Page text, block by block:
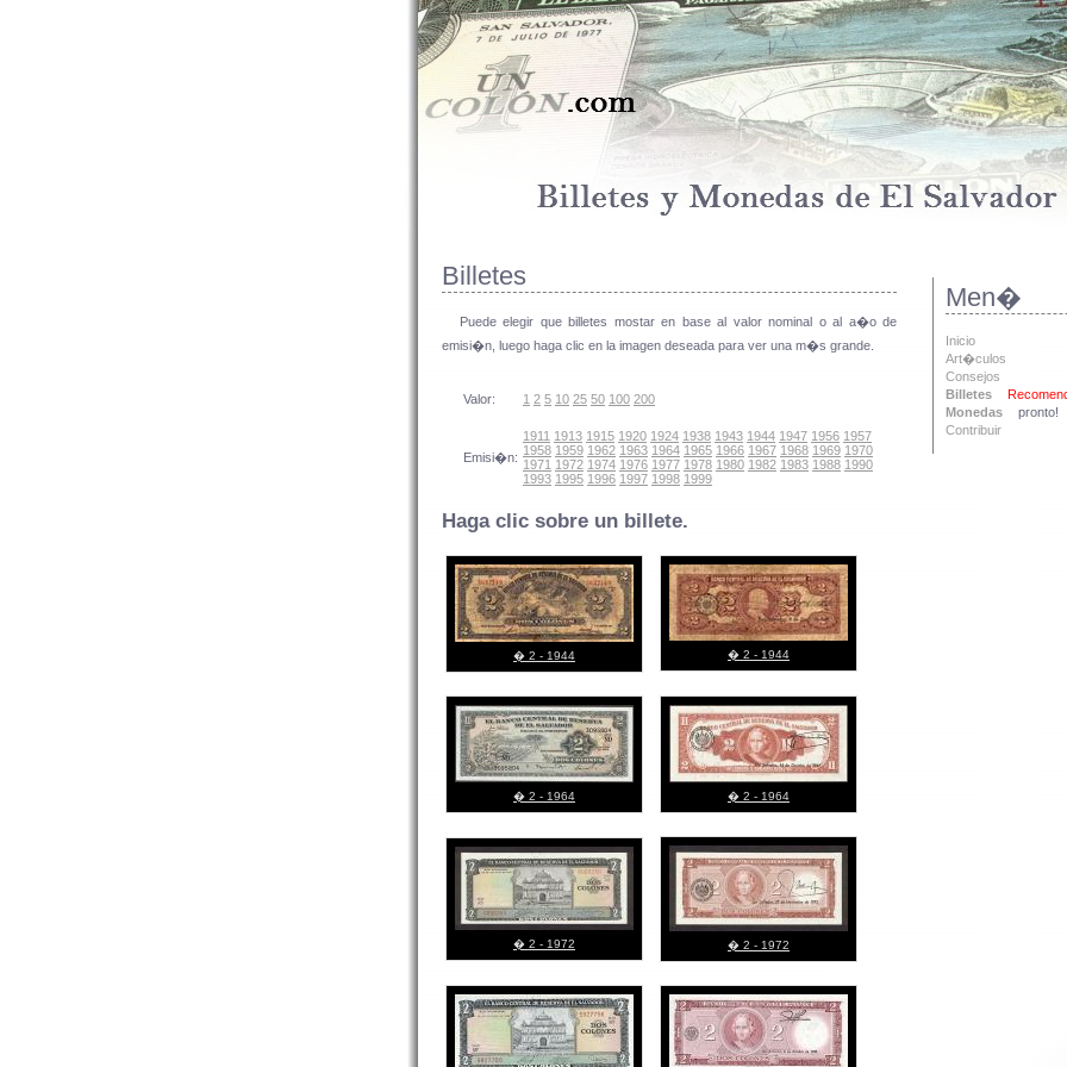
Men�
Inicio
Art�culos
Consejos
Billetes
Monedas
pronto!
Contribuir
Billetes
Puede elegir que billetes mostar en base al valor nominal o al a�o de
emisi�n, luego haga clic en la imagen deseada para ver una m�s grande.
Valor: 1 2 5 10 25 50 100 200
Emisi�n:
1911 1913 1915 1920 1924 1938 1943 1944 1947 1956 1957
1958 1959 1962 1963 1964 1965 1966 1967 1968 1969 1970
1971 1972 1974 1976 1977 1978 1980 1982 1983 1988 1990
1993 1995 1996 1997 1998 1999
Haga clic sobre un billete.
� 2 - 1944 � 2 - 1944
� 2 - 1964 � 2 - 1964
� 2 - 1972 � 2 - 1972